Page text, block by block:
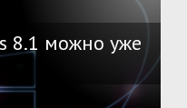
8.1 можно уже